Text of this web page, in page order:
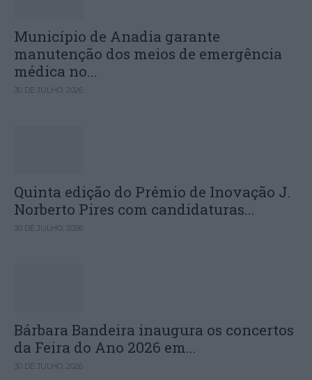
Município de Anadia garante
manutenção dos meios de emergência
médica no...
30 DE JULHO, 2026
Quinta edição do Prémio de Inovação J.
Norberto Pires com candidaturas...
30 DE JULHO, 2026
Bárbara Bandeira inaugura os concertos
da Feira do Ano 2026 em...
30 DE JULHO, 2026